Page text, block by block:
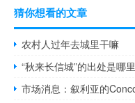
猜你想看的文章
农村人过年去城里干嘛
“秋来长信城”的出处是哪里